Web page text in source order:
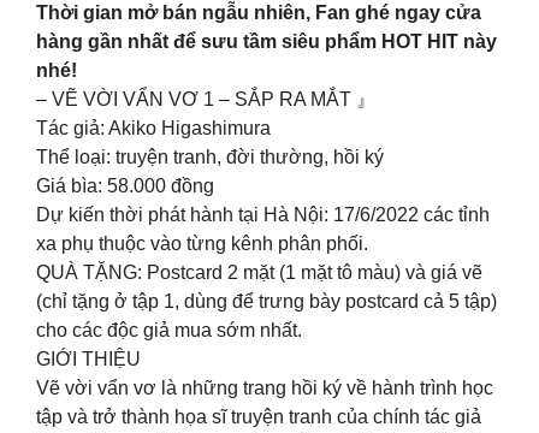
Thời gian mở bán ngẫu nhiên, Fan ghé ngay cửa
hàng gần nhất để sưu tầm siêu phẩm HOT HIT này
nhé!
– VẼ VỜI VẨN VƠ 1 – SẮP RA MẮT 』
Tác giả: Akiko Higashimura
Thể loại: truyện tranh, đời thường, hồi ký
Giá bìa: 58.000 đồng
Dự kiến thời phát hành tại Hà Nội: 17/6/2022 các tỉnh
xa phụ thuộc vào từng kênh phân phối.
QUÀ TẶNG: Postcard 2 mặt (1 mặt tô màu) và giá vẽ
(chỉ tặng ở tập 1, dùng để trưng bày postcard cả 5 tập)
cho các độc giả mua sớm nhất.
GIỚI THIỆU
Vẽ vời vẩn vơ là những trang hồi ký về hành trình học
tập và trở thành họa sĩ truyện tranh của chính tác giả